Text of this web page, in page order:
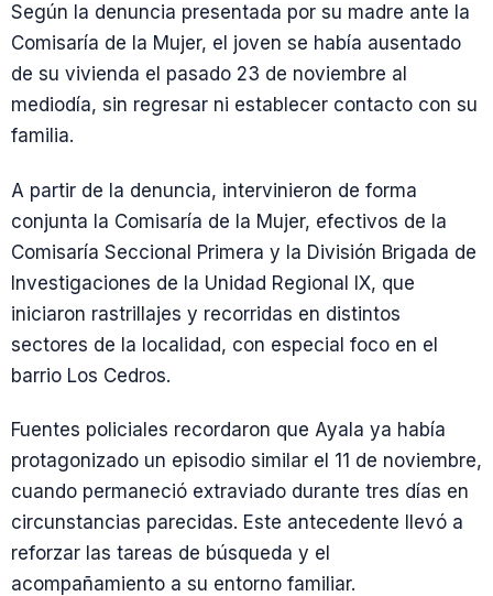
Según la denuncia presentada por su madre ante la
Comisaría de la Mujer, el joven se había ausentado
de su vivienda el pasado 23 de noviembre al
mediodía, sin regresar ni establecer contacto con su
familia.
A partir de la denuncia, intervinieron de forma
conjunta la Comisaría de la Mujer, efectivos de la
Comisaría Seccional Primera y la División Brigada de
Investigaciones de la Unidad Regional IX, que
iniciaron rastrillajes y recorridas en distintos
sectores de la localidad, con especial foco en el
barrio Los Cedros.
Fuentes policiales recordaron que Ayala ya había
protagonizado un episodio similar el 11 de noviembre,
cuando permaneció extraviado durante tres días en
circunstancias parecidas. Este antecedente llevó a
reforzar las tareas de búsqueda y el
acompañamiento a su entorno familiar.